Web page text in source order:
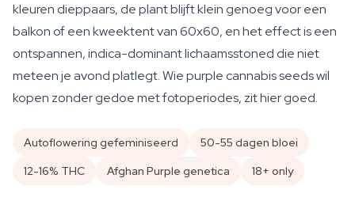
kleuren dieppaars, de plant blijft klein genoeg voor een
balkon of een kweektent van 60x60, en het effect is een
ontspannen, indica-dominant lichaamsstoned die niet
meteen je avond platlegt. Wie purple cannabis seeds wil
kopen zonder gedoe met fotoperiodes, zit hier goed.
Autoflowering gefeminiseerd
50-55 dagen bloei
12-16% THC
Afghan Purple genetica 18+ only